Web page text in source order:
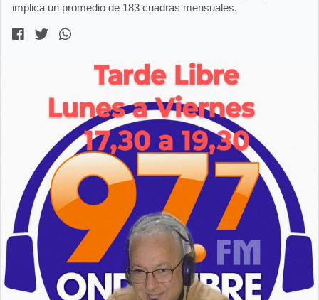
implica un promedio de 183 cuadras mensuales.